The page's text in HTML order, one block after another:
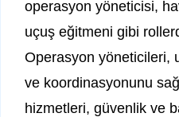
operasyon yöneticisi,
uçuş eğitmeni gibi
Operasyon yöneticileri,
ve koordinasyonunu
hizmetleri, güvenlik ve